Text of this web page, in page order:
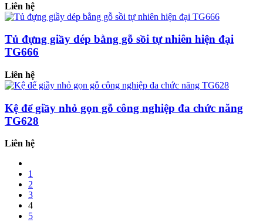
Liên hệ
Tủ đựng giầy dép bằng gỗ sồi tự nhiên hiện đại
TG666
Liên hệ
Kệ để giầy nhỏ gọn gỗ công nghiệp đa chức năng
TG628
Liên hệ
1
2
3
4
5